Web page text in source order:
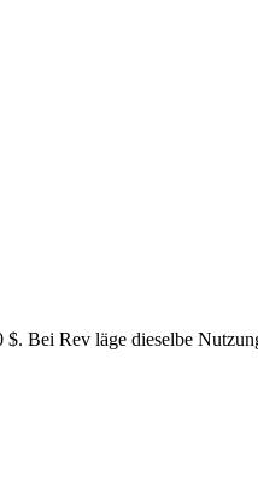
Bei Rev läge dieselbe